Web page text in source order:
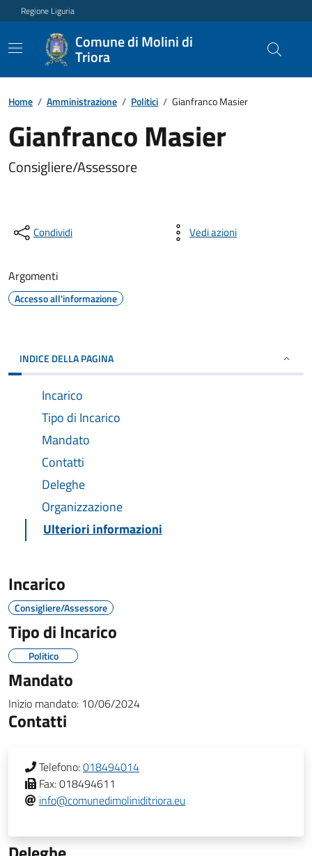
Regione Liguria
Comune di Molini di
Triora
Home / Amministrazione / Politici / Gianfranco Masier
Gianfranco Masier
Consigliere/Assessore
Condividi Vedi azioni
Argomenti
Accesso all'informazione
INDICE DELLA PAGINA
Incarico
Tipo di Incarico
Mandato
Contatti
Deleghe
Organizzazione
Ulteriori informazioni
Incarico
Consigliere/Assessore
Tipo di Incarico
Politico
Mandato
Inizio mandato: 10/06/2024
Contatti
Telefono:018494014
Fax:018494611
info@comunedimoliniditriora.eu